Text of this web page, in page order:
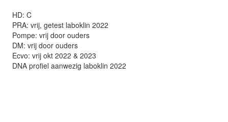
HD: C
PRA: vrij, getest laboklin 2022
Pompe: vrij door ouders
DM: vrij door ouders
Ecvo: vrij okt 2022 & 2023
DNA profiel aanwezig laboklin 2022